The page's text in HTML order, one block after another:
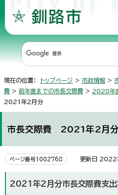
現在の位置： トップページ > 市政情報 >
費 > 前年度までの市長交際費 > 2020年
2021年2月分
市長交際費 2021年2月分
ページ番号1002768 更新日 2022
2021年2月分市長交際費支出